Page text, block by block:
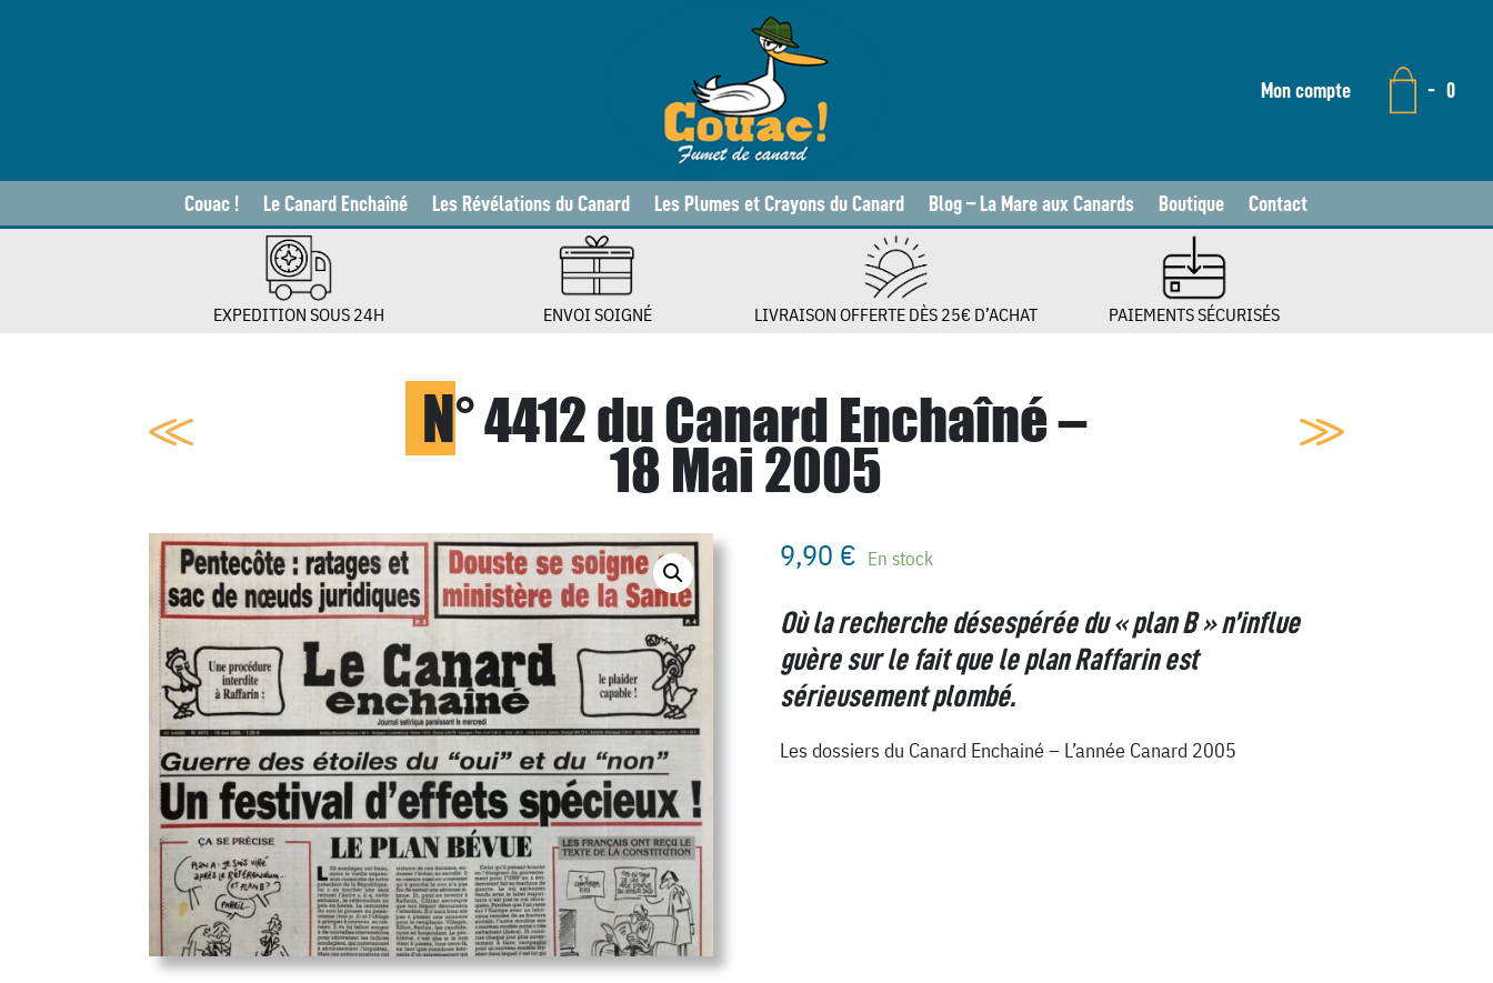
Mon compte - 0
Couac ! Le Canard Enchaîné Les Révélations du Canard Les Plumes et Crayons du Canard Blog – La Mare aux Canards Boutique Contact
EXPEDITION SOUS 24H ENVOI SOIGNÉ LIVRAISON OFFERTE DÈS 25€ D’ACHAT PAIEMENTS SÉCURISÉS
N° 4412 du Canard Enchaîné –
18 Mai 2005
9,90 € En stock
Où la recherche désespérée du « plan B » n’influe
guère sur le fait que le plan Raffarin est
sérieusement plombé.
Les dossiers du Canard Enchainé – L’année Canard 2005